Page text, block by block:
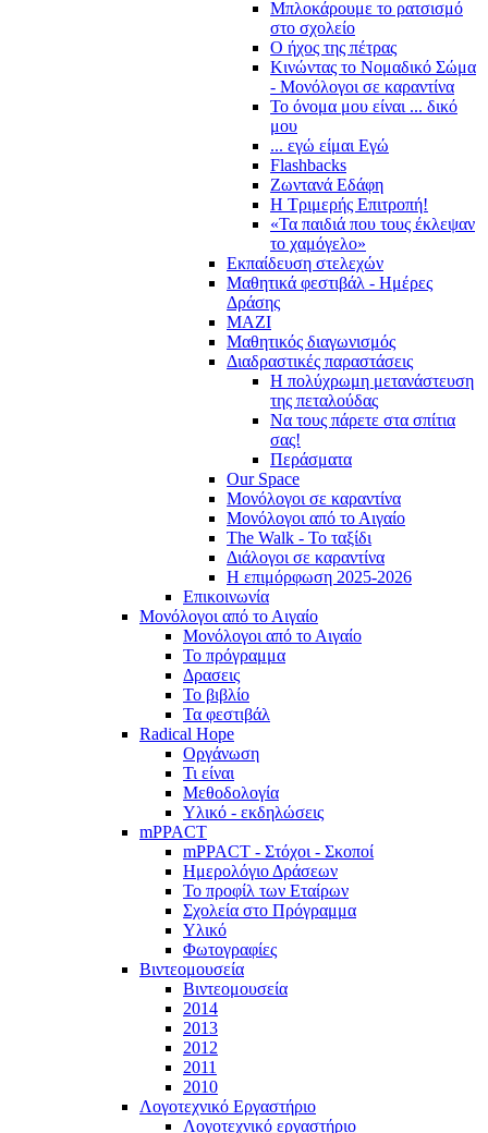
Μπλοκάρουμε το ρατσισμό
στο σχολείο
Ο ήχος της πέτρας
Κινώντας το Νομαδικό Σώμα
- Μονόλογοι σε καραντίνα
Το όνομα μου είναι ... δικό
μου
... εγώ είμαι Εγώ
Flashbacks
Ζωντανά Εδάφη
Η Τριμερής Επιτροπή!
«Τα παιδιά που τους έκλεψαν
το χαμόγελο»
Εκπαίδευση στελεχών
Μαθητικά φεστιβάλ - Ημέρες
Δράσης
ΜΑΖΙ
Μαθητικός διαγωνισμός
Διαδραστικές παραστάσεις
Η πολύχρωμη μετανάστευση
της πεταλούδας
Να τους πάρετε στα σπίτια
σας!
Περάσματα
Our Space
Μονόλογοι σε καραντίνα
Μονόλογοι από το Αιγαίο
The Walk - Το ταξίδι
Διάλογοι σε καραντίνα
Η επιμόρφωση 2025-2026
Επικοινωνία
Μονόλογοι από το Αιγαίο
Μονόλογοι από το Αιγαίο
Το πρόγραμμα
Δρασεις
Το βιβλίο
Τα φεστιβάλ
Radical Hope
Οργάνωση
Τι είναι
Μεθοδολογία
Υλικό - εκδηλώσεις
mPPACT
mPPACT - Στόχοι - Σκοποί
Ημερολόγιο Δράσεων
Το προφίλ των Εταίρων
Σχολεία στο Πρόγραμμα
Υλικό
Φωτογραφίες
Βιντεομουσεία
Βιντεομουσεία
2014
2013
2012
2011
2010
Λογοτεχνικό Εργαστήριο
Λογοτεχνικό εργαστήριο